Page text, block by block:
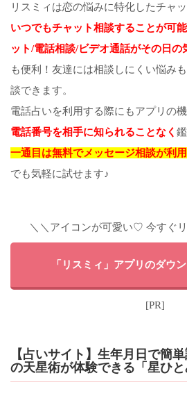
リスミィは恋の悩みに特化したチャ
いつでもチャット相談することが可能
ット/電話相談/ビデオ通話がその日の
も便利！友達には相談しにくい悩み
談できます。
電話占いを利用する際にもアプリの機
電話番号を相手に知られることなく
一通目は無料でメッセージ相談が利
でも気軽に試せます♪
＼＼アイコンが可愛い♡ 今すぐ
「リスミィ」アプリのダウ
[PR]
【占いサイト】生年月日で簡
の天星術が体験できる「星ひと